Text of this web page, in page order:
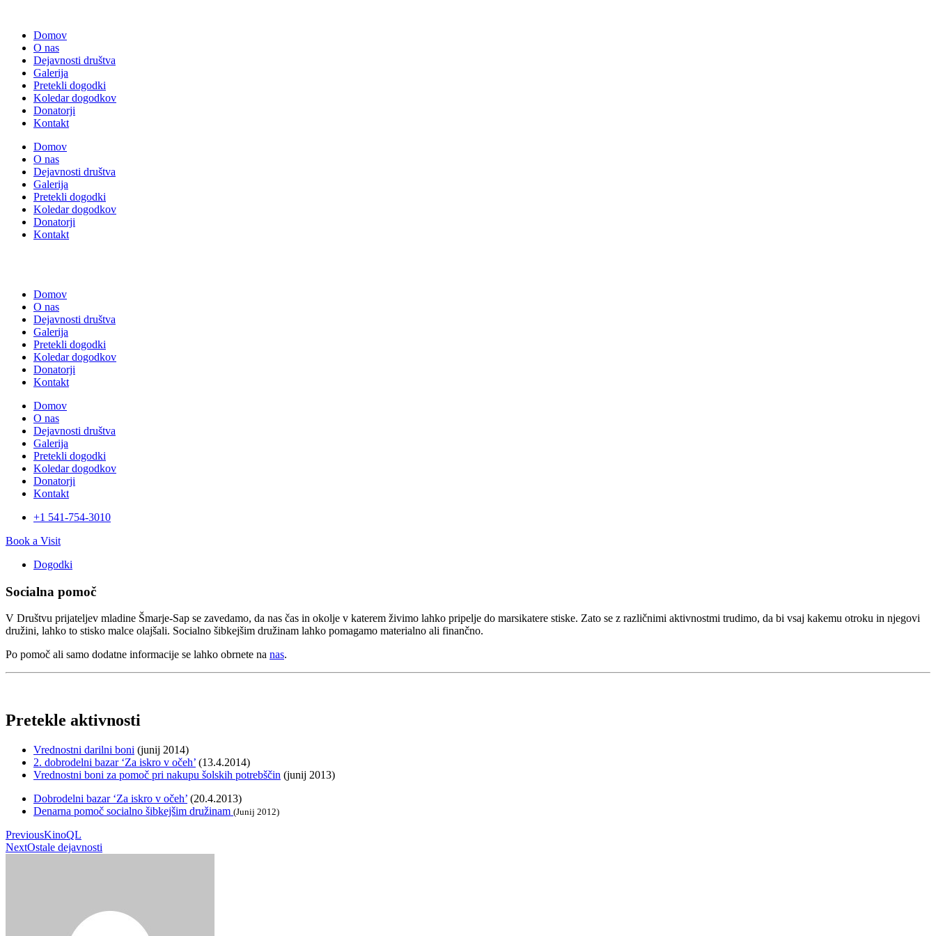
Domov
O nas
Dejavnosti društva
Galerija
Pretekli dogodki
Koledar dogodkov
Donatorji
Kontakt
Domov
O nas
Dejavnosti društva
Galerija
Pretekli dogodki
Koledar dogodkov
Donatorji
Kontakt
Domov
O nas
Dejavnosti društva
Galerija
Pretekli dogodki
Koledar dogodkov
Donatorji
Kontakt
Domov
O nas
Dejavnosti društva
Galerija
Pretekli dogodki
Koledar dogodkov
Donatorji
Kontakt
+1 541-754-3010​
Book a Visit
Dogodki
Socialna pomoč
V Društvu prijateljev mladine Šmarje-Sap se zavedamo, da nas čas in okolje v katerem živimo lahko pripelje do marsikatere stiske. Zato se z različnimi aktivnostmi trudimo, da bi vsaj kakemu otroku in njegovi
družini, lahko to stisko malce olajšali. Socialno šibkejšim družinam lahko pomagamo materialno ali finančno.
Po pomoč ali samo dodatne informacije se lahko obrnete na nas.
Pretekle aktivnosti
Vrednostni darilni boni (junij 2014)
2. dobrodelni bazar ‘Za iskro v očeh’ (13.4.2014)
Vrednostni boni za pomoč pri nakupu šolskih potrebščin (junij 2013)
Dobrodelni bazar ‘Za iskro v očeh’ (20.4.2013)
Denarna pomoč socialno šibkejšim družinam (Junij 2012)
PreviousKinoQL
NextOstale dejavnosti